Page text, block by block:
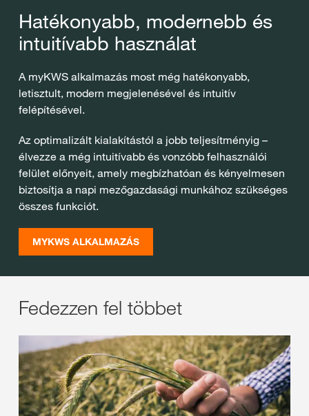
Hatékonyabb, modernebb és
intuitívabb használat
A myKWS alkalmazás most még hatékonyabb,
letisztult, modern megjelenésével és intuitív
felépítésével.
Az optimalizált kialakítástól a jobb teljesítményig –
élvezze a még intuitívabb és vonzóbb felhasználói
felület előnyeit, amely megbízhatóan és kényelmesen
biztosítja a napi mezőgazdasági munkához szükséges
összes funkciót.
MYKWS ALKALMAZÁS
Fedezzen fel többet